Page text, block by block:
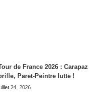
de France 2026 : Carapaz
Paret-Peintre lutte !
24, 2026